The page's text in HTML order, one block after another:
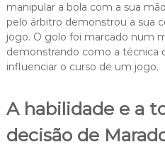
manipular a bola com a sua
pelo árbitro demonstrou a sua
jogo. O golo foi marcado num
demonstrando como a técnica
influenciar o curso de um jogo.
A habilidade e a
decisão de